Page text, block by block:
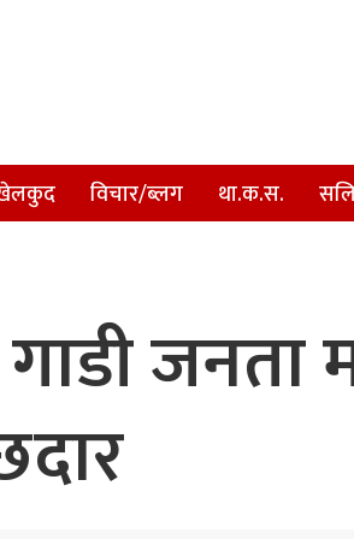
विचार/ब्लग था.क.स.
जनता